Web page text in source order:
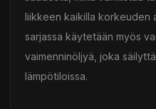
liikkeen kaikilla korkeuden
sarjassa käytetään myös
vaimenninöljyä, joka
lämpötiloissa.